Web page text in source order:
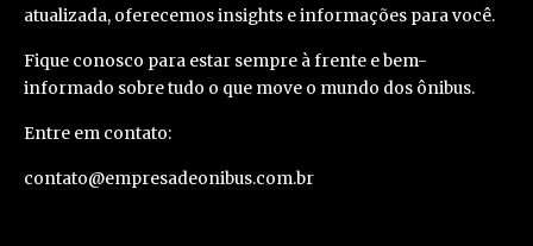
atualizada, oferecemos insights e informações para você.
Fique conosco para estar sempre à frente e bem-
informado sobre tudo o que move o mundo dos ônibus.
Entre em contato:
contato@empresadeonibus.com.br